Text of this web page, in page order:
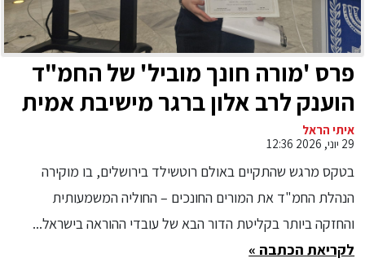
פרס 'מורה חונך מוביל' של החמ"ד
הוענק לרב אלון ברגר מישיבת אמית
יגל אשדוד
איתי הראל
29 יוני, 2026 12:36
בטקס מרגש שהתקיים באולם רוטשילד בירושלים, בו מוקירה
הנהלת החמ"ד את המורים החונכים – החוליה המשמעותית
והחזקה ביותר בקליטת הדור הבא של עובדי ההוראה בישראל...
לקריאת הכתבה »